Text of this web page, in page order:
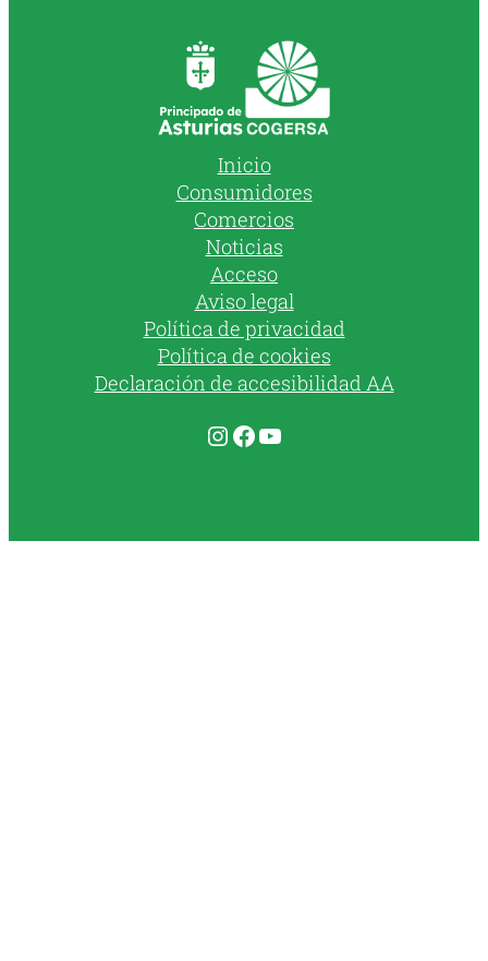
Inicio
Consumidores
Comercios
Noticias
Acceso
Aviso legal
Política de privacidad
Política de cookies
Declaración de accesibilidad AA
Instagram
Facebook
YouTube